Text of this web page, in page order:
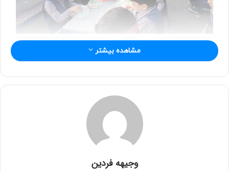
مشاهده بیشتر
وجیهه فردین